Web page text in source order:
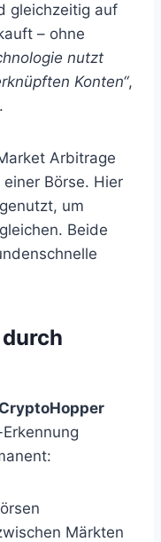
gleichzeitig auf
– ohne
nutzt
Konten“,
Arbitrage
Börse. Hier
um
Beide
CryptoHopper
Märkten